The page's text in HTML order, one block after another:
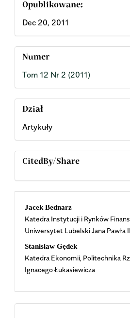
Opublikowane:
Dec 20, 2011
Numer
Tom 12 Nr 2 (2011)
Dział
Artykuły
CitedBy/Share
Main
Article
Content
Jacek Bednarz
Katedra Instytucji i Rynków
Uniwersytet Lubelski Jana Pawła II
Stanisław Gędek
Katedra Ekonomii, Politechnika
Ignacego Łukasiewicza